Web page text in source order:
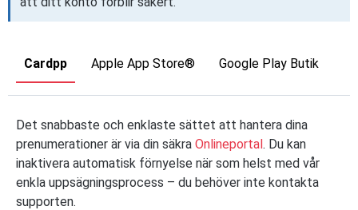
Cardpp Apple App Store® Google Play Butik
Det snabbaste och enklaste sättet att hantera dina
prenumerationer är via din säkra Onlineportal. Du kan
inaktivera automatisk förnyelse när som helst med vår
enkla uppsägningsprocess – du behöver inte kontakta
supporten.